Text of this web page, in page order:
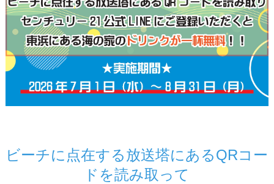
ビーチに点在する放送塔にあるQRコー
ドを読み取って